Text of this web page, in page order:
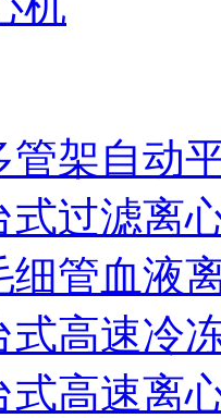
管架自动
式过滤离
细管血液
高速冷
高速离